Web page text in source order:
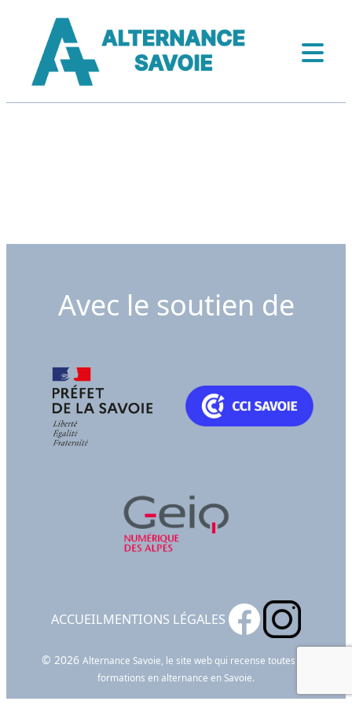
Avec le soutien de
ACCUEILMENTIONS LÉGALES
© 2026 Alternance Savoie, le site web qui recense toutes les
formations en alternance en Savoie.